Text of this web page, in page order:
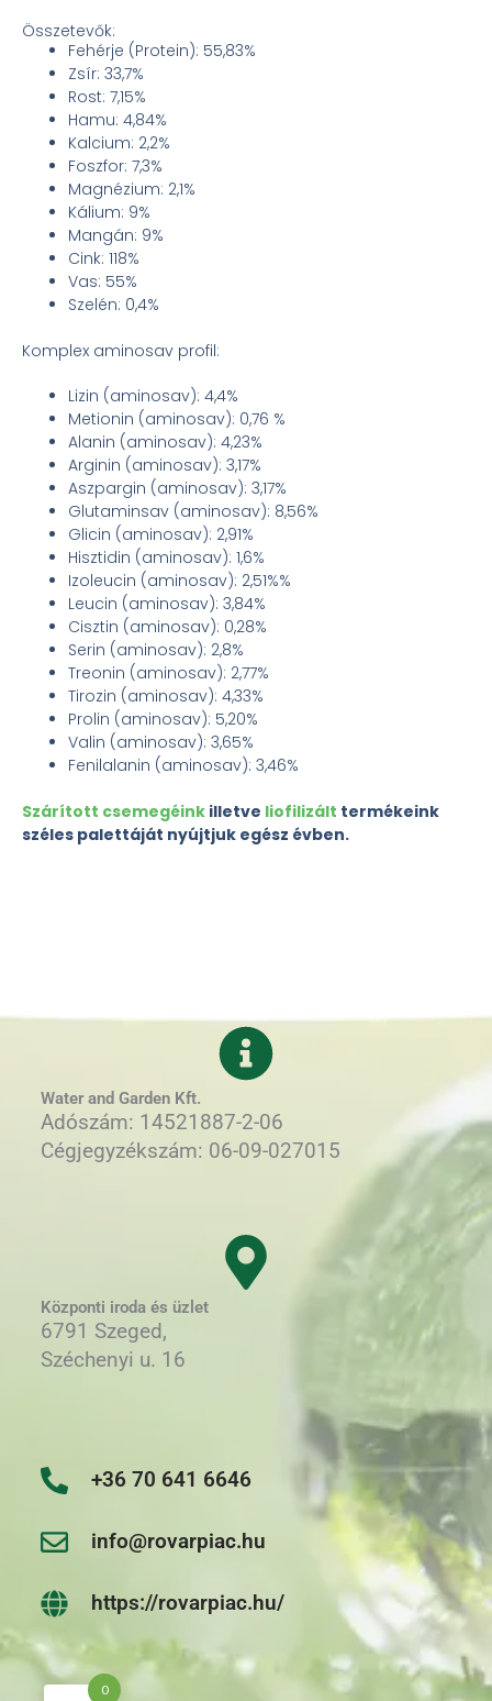
Összetevők:
Fehérje (Protein): 55,83%
Zsír: 33,7%
Rost: 7,15%
Hamu: 4,84%
Kalcium: 2,2%
Foszfor: 7,3%
Magnézium: 2,1%
Kálium: 9%
Mangán: 9%
Cink: 118%
Vas: 55%
Szelén: 0,4%
Komplex aminosav profil:
Lizin (aminosav): 4,4%
Metionin (aminosav): 0,76 %
Alanin (aminosav): 4,23%
Arginin (aminosav): 3,17%
Aszpargin (aminosav): 3,17%
Glutaminsav (aminosav): 8,56%
Glicin (aminosav): 2,91%
Hisztidin (aminosav): 1,6%
Izoleucin (aminosav): 2,51%%
Leucin (aminosav): 3,84%
Cisztin (aminosav): 0,28%
Serin (aminosav): 2,8%
Treonin (aminosav): 2,77%
Tirozin (aminosav): 4,33%
Prolin (aminosav): 5,20%
Valin (aminosav): 3,65%
Fenilalanin (aminosav): 3,46%
Szárított csemegéink illetve liofilizált termékeink
széles palettáját nyújtjuk egész évben.
Water and Garden Kft.
Adószám: 14521887-2-06
Cégjegyzékszám: 06-09-027015
Központi iroda és üzlet
6791 Szeged,
Széchenyi u. 16
+36 70 641 6646
info@rovarpiac.hu
https://rovarpiac.hu/
0